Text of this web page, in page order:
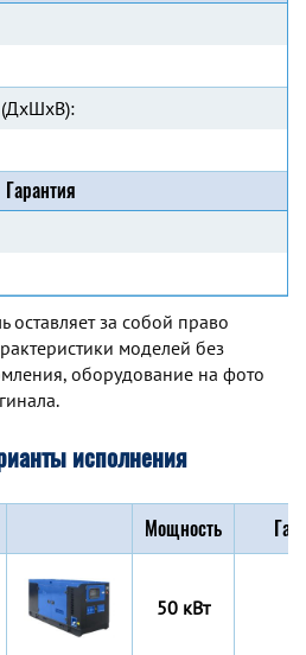
(ДхШхВ):
Гарантия
за собой право
моделей без
оборудование на фото
исполнения
Мощность
50 кВт